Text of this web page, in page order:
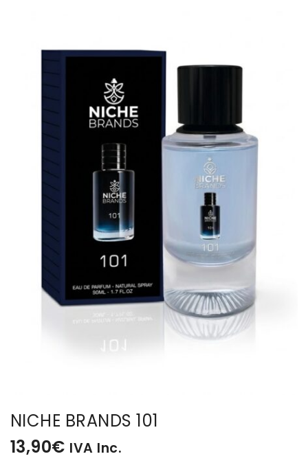
PERFUMES
BISUTERIA
BOLSOS Y MONEDEROS
CALZADO
COMPLEMENTOS
TECNOLOGIA
NICHE BRANDS 101
13,90€ IVA Inc.